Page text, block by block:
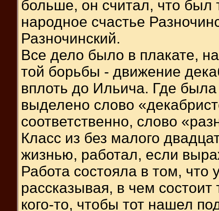
больше, он считал, что был
народное счастье
Разночинский.
Все дело было в плакате,
той борьбы - движение
вплоть до Ильича. Где
выделено слово
соответственно, слово
Класс из без малого
жизнью, работал, если
Работа состояла в том, что
рассказывая, в чем
кого-то, чтобы тот нашел